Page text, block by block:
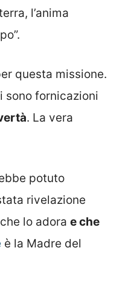
l’anima
questa missione.
sono fornicazioni
. La vera
potuto
rivelazione
lo adora e che
è la Madre del